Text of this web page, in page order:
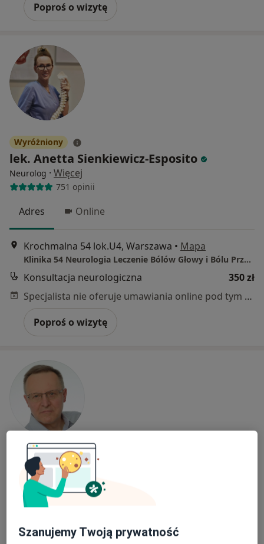
Poproś o wizytę
Wyróżniony
lek. Anetta Sienkiewicz-Esposito
Neurolog · Więcej
751 opinii
Adres Online
Krochmalna 54 lok.U4, Warszawa • Mapa
Klinika 54 Neurologia Leczenie Bólów Głowy i Bólu Przewlekłego
Konsultacja neurologiczna
350 zł
Specjalista nie oferuje umawiania online pod tym adresem.
Poproś o wizytę
Bezpieczne płatności
dr n. med. Grzegorz Maksymiuk
Neurolog·Więcej
Grzybowska 61, Warszawa Mapa
Centrum Medyczne POLMED WARSZAWA GRZYBOWSKA
Szanujemy Twoją prywatność